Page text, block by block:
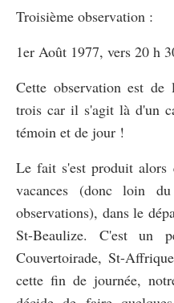
Troisième observation :
1er Août 1977, vers 20 h
Cette observation est
trois car il s'agit là d'un
témoin et de jour !
Le fait s'est produit alors
vacances (donc loin
observations), dans le
St-Beaulize. C'est un
Couvertoirade, St-
cette fin de journée,